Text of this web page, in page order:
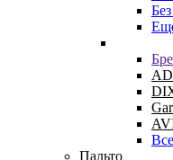
Пальто